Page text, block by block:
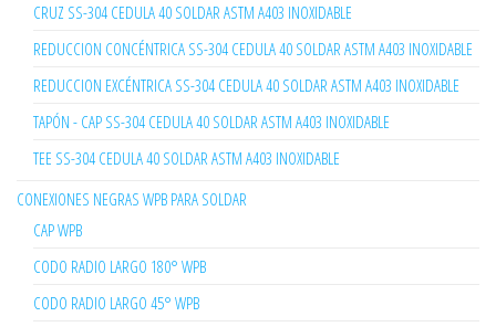
CRUZ SS-304 CEDULA 40 SOLDAR ASTM A403 INOXIDABLE
REDUCCION CONCÉNTRICA SS-304 CEDULA 40 SOLDAR ASTM A403 INOXIDABLE
REDUCCION EXCÉNTRICA SS-304 CEDULA 40 SOLDAR ASTM A403 INOXIDABLE
TAPÓN - CAP SS-304 CEDULA 40 SOLDAR ASTM A403 INOXIDABLE
TEE SS-304 CEDULA 40 SOLDAR ASTM A403 INOXIDABLE
CONEXIONES NEGRAS WPB PARA SOLDAR
CAP WPB
CODO RADIO LARGO 180° WPB
CODO RADIO LARGO 45° WPB